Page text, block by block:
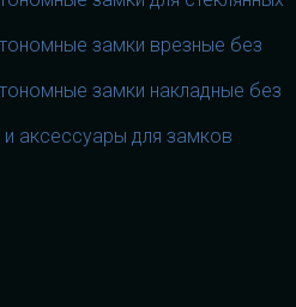
замки врезные без
замки накладные без
аксессуары для замков